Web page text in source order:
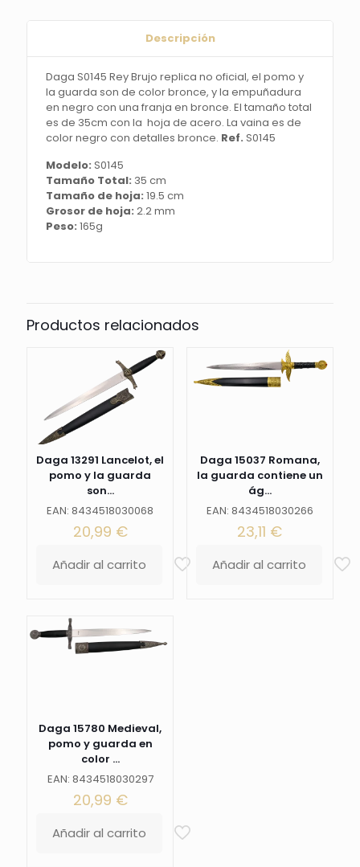
color
bronce,
negro
franja
es
acero.
vaina
color
bronce.
cantidad
Descripción
Daga S0145 Rey Brujo replica no oficial, el pomo y
la guarda son de color bronce, y la empuñadura
en negro con una franja en bronce. El tamaño total
es de 35cm con la hoja de acero. La vaina es de
color negro con detalles bronce. Ref. S0145
Modelo: S0145
Tamaño Total: 35 cm
Tamaño de hoja: 19.5 cm
Grosor de hoja: 2.2 mm
Peso:165g
Productos relacionados
Daga 13291 Lancelot, el
pomo y la guarda
son...
EAN: 8434518030068
20,99 €
Añadir al carrito
Daga 15037 Romana,
la guarda contiene un
ág...
EAN: 8434518030266
23,11 €
Añadir al carrito
Daga 15780 Medieval,
pomo y guarda en
color ...
EAN: 8434518030297
20,99 €
Añadir al carrito